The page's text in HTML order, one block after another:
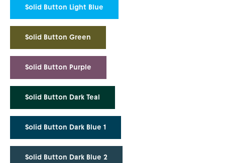
Solid Button Light Blue
Solid Button Green
Solid Button Purple
Solid Button Dark Teal
Solid Button Dark Blue 1
Solid Button Dark Blue 2